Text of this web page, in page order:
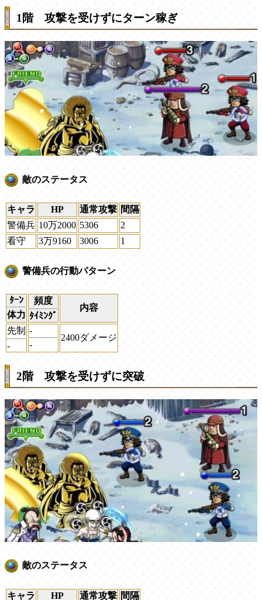
1階 攻撃を受けずにターン稼ぎ
敵のステータス
キャラ HP 通常攻撃 間隔
警備兵 10万2000 5306
2
看守
3万9160 3006 1
警備兵の行動パターン
ﾀｰﾝ
体力
頻度
ﾀｲﾐﾝｸﾞ
内容
先制
-
-
-
2400ダメージ
2階 攻撃を受けずに突破
敵のステータス
キャラ HP 通常攻撃 間隔